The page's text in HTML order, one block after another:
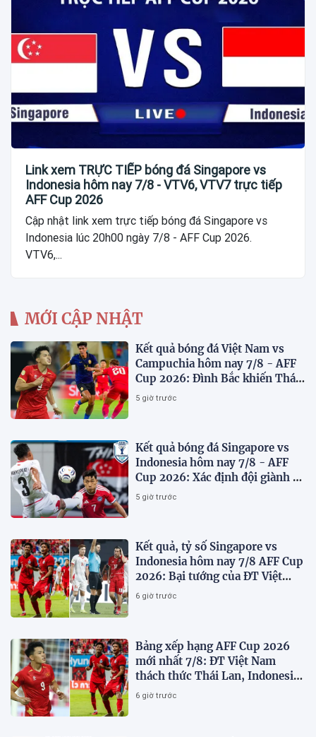
Link xem TRỰC TIẾP bóng đá Singapore vs
Indonesia hôm nay 7/8 - VTV6, VTV7 trực tiếp
AFF Cup 2026
Cập nhật link xem trực tiếp bóng đá Singapore vs
Indonesia lúc 20h00 ngày 7/8 - AFF Cup 2026.
VTV6,...
MỚI CẬP NHẬT
Kết quả bóng đá Việt Nam vs
Campuchia hôm nay 7/8 - AFF
Cup 2026: Đình Bắc khiến Thái
Lan run sợ
5 giờ trước
Kết quả bóng đá Singapore vs
Indonesia hôm nay 7/8 - AFF
Cup 2026: Xác định đội giành vé
Bán kết
5 giờ trước
Kết quả, tỷ số Singapore vs
Indonesia hôm nay 7/8 AFF Cup
2026: Bại tướng của ĐT Việt
nam dừng bước sớm
6 giờ trước
Bảng xếp hạng AFF Cup 2026
mới nhất 7/8: ĐT Việt Nam
thách thức Thái Lan, Indonesia
dừng bước
6 giờ trước